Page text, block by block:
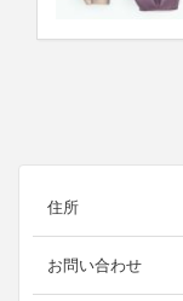
住所
お問い合わせ